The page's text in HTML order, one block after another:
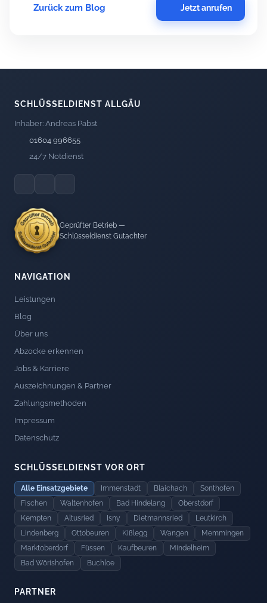
Zurück zum Blog Jetzt anrufen
SCHLÜSSELDIENST ALLGÄU
Inhaber: Andreas Pabst
01604 996655
24/7 Notdienst
Geprüfter Betrieb —
Schlüsseldienst Gutachter
NAVIGATION
Leistungen
Blog
Über uns
Abzocke erkennen
Jobs & Karriere
Auszeichnungen & Partner
Zahlungsmethoden
Impressum
Datenschutz
SCHLÜSSELDIENST VOR ORT
Alle Einsatzgebiete Immenstadt Blaichach
Sonthofen
Fischen
Waltenhofen Bad Hindelang
Oberstdorf
Kempten
Altusried Isny Dietmannsried
Leutkirch
Lindenberg
Ottobeuren Kißlegg Wangen
Memmingen
Marktoberdorf
Füssen Kaufbeuren
Mindelheim
Bad Wörishofen
Buchloe
PARTNER